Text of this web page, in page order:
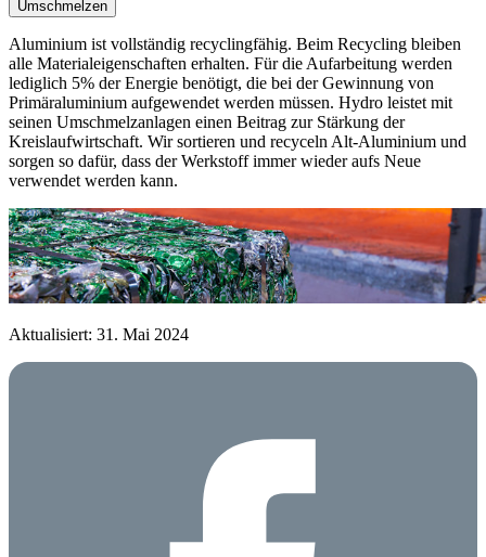
Umschmelzen
Aluminium ist vollständig recyclingfähig. Beim Recycling bleiben
alle Materialeigenschaften erhalten. Für die Aufarbeitung werden
lediglich 5% der Energie benötigt, die bei der Gewinnung von
Primäraluminium aufgewendet werden müssen. Hydro leistet mit
seinen Umschmelzanlagen einen Beitrag zur Stärkung der
Kreislaufwirtschaft. Wir sortieren und recyceln Alt-Aluminium und
sorgen so dafür, dass der Werkstoff immer wieder aufs Neue
verwendet werden kann.
Aktualisiert: 31. Mai 2024